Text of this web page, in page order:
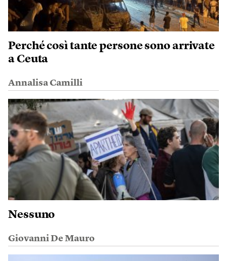
Perché così tante persone sono arrivate
a Ceuta
Annalisa Camilli
Nessuno
Giovanni De Mauro